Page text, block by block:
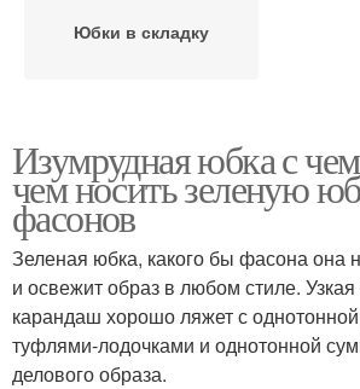
Юбки в складку
Изумрудная юбка с
чем носить зеленую
фасонов
Зеленая юбка, какого бы фасона она
и освежит образ в любом стиле.
карандаш хорошо ляжет с
туфлями-лодочками и однотонной
делового образа.